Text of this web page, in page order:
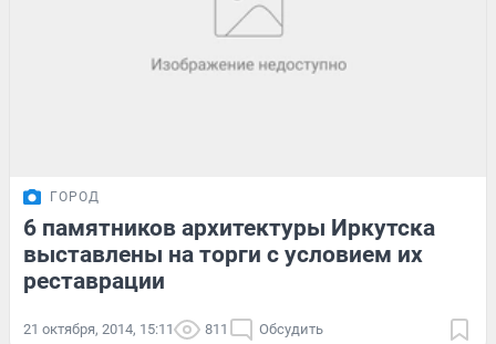
ГОРОД
6 памятников архитектуры Иркутска
выставлены на торги с условием их
реставрации
21 октября, 2014, 15:11 811 Обсудить